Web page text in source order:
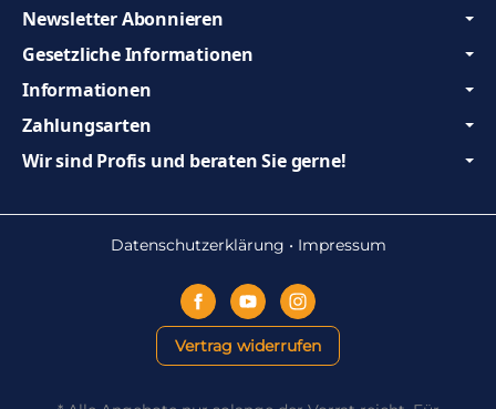
Gesetzliche Informationen
Informationen
Zahlungsarten
Wir sind Profis und beraten Sie gerne!
Newsletter Abonnieren
Datenschutzerklärung • Impressum
Vertrag widerrufen